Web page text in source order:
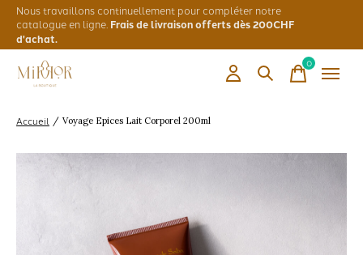
Nous travaillons continuellement pour compléter notre
catalogue en ligne. Frais de livraison offerts dès 200CHF
d'achat.
0items
Accueil / Voyage Epices Lait Corporel 200ml
Slideshow Items